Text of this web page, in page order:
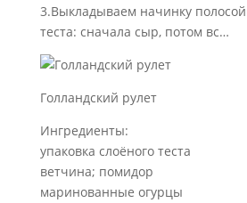
3.Выкладываем начинку
теста: сначала сыр, потом вс…
Голландский рулет
Ингредиенты:
упаковка слоёного теста
ветчина; помидор
маринованные огурцы